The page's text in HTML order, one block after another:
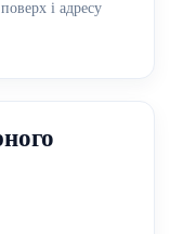
і адресу